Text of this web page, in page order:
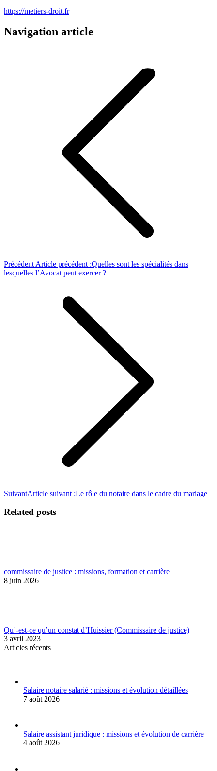
https://metiers-droit.fr
Navigation article
Précédent Article précédent :Quelles sont les spécialités dans
lesquelles l’Avocat peut exercer ?
SuivantArticle suivant :Le rôle du notaire dans le cadre du mariage
Related posts
commissaire de justice : missions, formation et carrière
8 juin 2026
Qu’-est-ce qu’un constat d’Huissier (Commissaire de justice)
3 avril 2023
Articles récents
Salaire notaire salarié : missions et évolution détaillées
7 août 2026
Salaire assistant juridique : missions et évolution de carrière
4 août 2026